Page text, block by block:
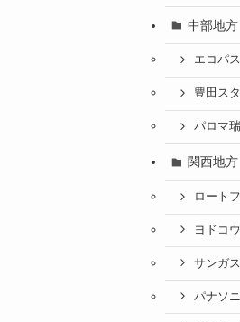
中部地方
エコパ
豊田ス
パロマ
関西地方
ロート
ヨドコ
サンガ
パナソ